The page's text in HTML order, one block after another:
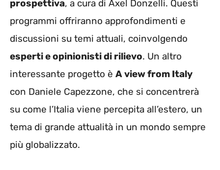
prospettiva, a cura di Axel Donzelli. Questi
programmi offriranno approfondimenti e
discussioni su temi attuali, coinvolgendo
esperti e opinionisti di rilievo. Un altro
interessante progetto è A view from Italy
con Daniele Capezzone, che si concentrerà
su come l’Italia viene percepita all’estero, un
tema di grande attualità in un mondo sempre
più globalizzato.